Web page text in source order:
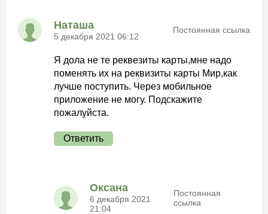
Наташа
5 декабря 2021 06:12
Постоянная ссылка
Я дола не те реквезиты карты,мне надо
поменять их на реквизиты карты Мир,как
лучше поступить. Через мобильное
приложение не могу. Подскажите
пожалуйста.
Ответить
Оксана
6 декабря 2021
21:04
Постоянная
ссылка